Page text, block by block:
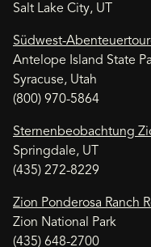
Salt Lake City, UT
Südwest-
Antelope Island State
Syracuse, Utah
(800) 970-5864
Sternenbeobachtung
Springdale, UT
(435) 272-8229
Zion Ponderosa Ranch
Zion National Park
(435) 648-2700